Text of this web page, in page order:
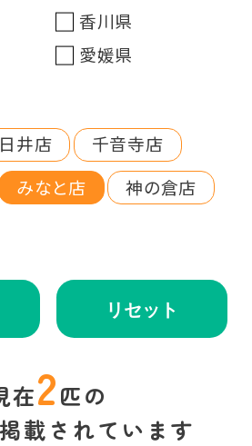
香川県
愛媛県
井店
千音寺店
みなと店
神の倉店
リセット
在2匹の
載されています